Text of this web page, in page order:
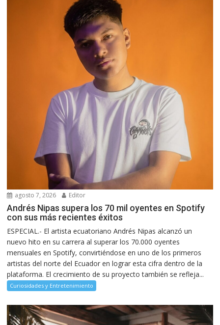
agosto 7, 2026 Editor
Andrés Nipas supera los 70 mil oyentes en Spotify
con sus más recientes éxitos
ESPECIAL.- El artista ecuatoriano Andrés Nipas alcanzó un
nuevo hito en su carrera al superar los 70.000 oyentes
mensuales en Spotify, convirtiéndose en uno de los primeros
artistas del norte del Ecuador en lograr esta cifra dentro de la
plataforma. El crecimiento de su proyecto también se refleja...
Curiosidades y Entretenimiento